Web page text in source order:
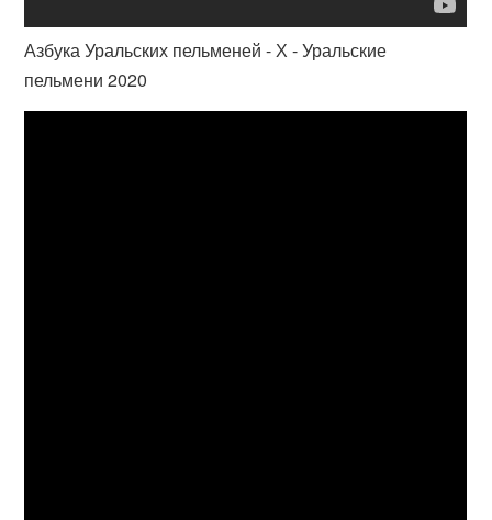
Азбука Уральских пельменей - Х - Уральские
пельмени 2020